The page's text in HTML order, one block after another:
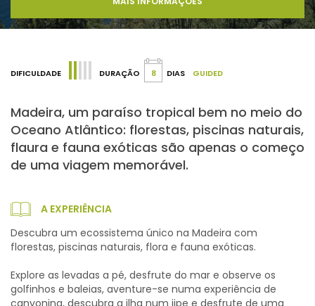
DIFICULDADE DURAÇÃO 8 DIAS GUIDED
Madeira, um paraíso tropical bem no meio do
Oceano Atlântico: florestas, piscinas naturais,
flaura e fauna exóticas são apenas o começo
de uma viagem memorável.
A EXPERIÊNCIA
Descubra um ecossistema único na Madeira com
florestas, piscinas naturais, flora e fauna exóticas.
Explore as levadas a pé, desfrute do mar e observe os
golfinhos e baleias, aventure-se numa experiência de
canyoning, descubra a ilha num jipe ​​e desfrute de uma